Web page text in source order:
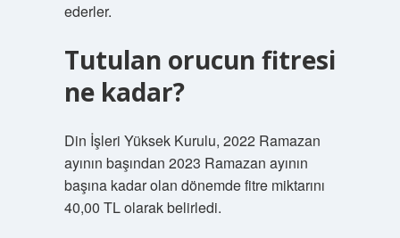
ederler.
Tutulan orucun fitresi
ne kadar?
Din İşleri Yüksek Kurulu, 2022 Ramazan
ayının başından 2023 Ramazan ayının
başına kadar olan dönemde fitre miktarını
40,00 TL olarak belirledi.